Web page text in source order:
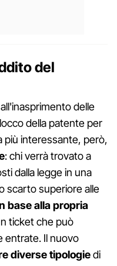
del
delle
della patente per
più interessante, però,
: chi verrà trovato a
dalla legge in una
scarto superiore alle
base alla propria
ticket che può
entrate. Il nuovo
diverse tipologiedi